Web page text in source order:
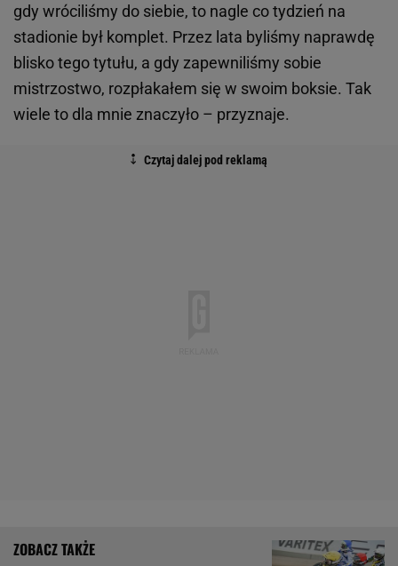
gdy wróciliśmy do siebie, to nagle co tydzień na
stadionie był komplet. Przez lata byliśmy naprawdę
blisko tego tytułu, a gdy zapewniliśmy sobie
mistrzostwo, rozpłakałem się w swoim boksie. Tak
wiele to dla mnie znaczyło – przyznaje.